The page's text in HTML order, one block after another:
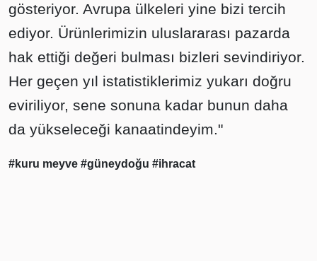
gösteriyor. Avrupa ülkeleri yine bizi tercih
ediyor. Ürünlerimizin uluslararası pazarda
hak ettiği değeri bulması bizleri sevindiriyor.
Her geçen yıl istatistiklerimiz yukarı doğru
eviriliyor, sene sonuna kadar bunun daha
da yükseleceği kanaatindeyim."
#kuru meyve #güneydoğu #ihracat